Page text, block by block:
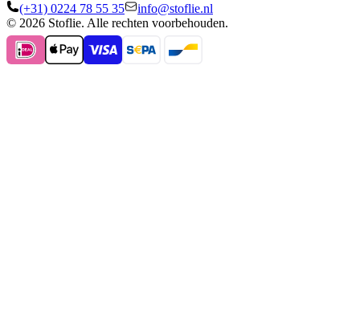
(+31) 0224 78 55 35
info@stoflie.nl
© 2026 Stoflie. Alle rechten voorbehouden.